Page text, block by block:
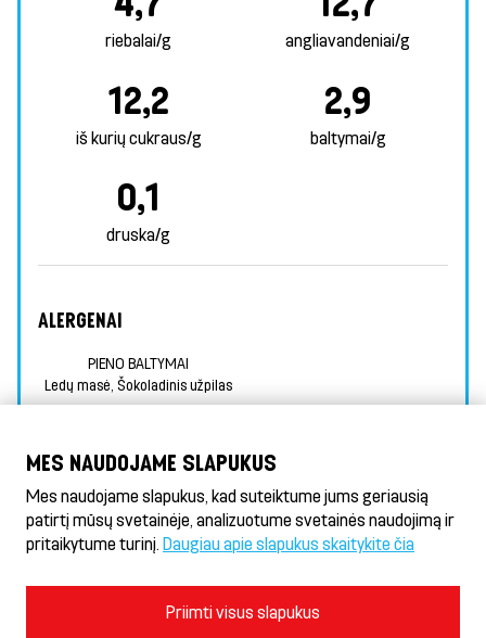
riebalai/g angliavandeniai/g
12,2
iš kurių cukraus/g
2,9
baltymai/g
0,1
druska/g
ALERGENAI
PIENO BALTYMAI
Ledų masė, Šokoladinis užpilas
PAPILDOMA INFORMACIJA APIE ALERGENUS
Naudojimosi sąlygos ir privatumo politika
MES NAUDOJAME SLAPUKUS
Mes naudojame slapukus, kad suteiktume jums geriausią
patirtį mūsų svetainėje, analizuotume svetainės naudojimą ir
pritaikytume turinį. Daugiau apie slapukus skaitykite čia
Priimti visus slapukus